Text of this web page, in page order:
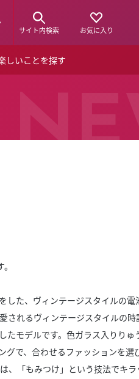
サイト内検索 お気に入り
しいことを探す
プニュース
した、ヴィンテージスタイルの電
れるヴィンテージスタイルの時
たモデルです。色ガラス入りりゅ
グで、合わせるファッションを選
、「もみつけ」という技法でキ